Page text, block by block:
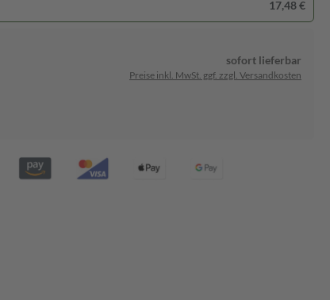
17,48 €
sofort lieferbar
Preise inkl. MwSt. ggf. zzgl. Versandkosten